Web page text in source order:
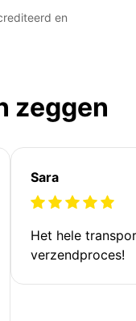
en
zeggen
Sara
Het hele
verzendproces!